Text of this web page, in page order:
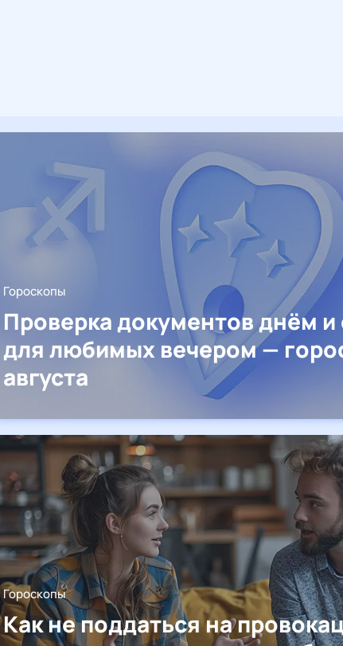
Гороскопы
Проверка документов днём
для любимых вечером —
августа
Гороскопы
Как не поддаться на